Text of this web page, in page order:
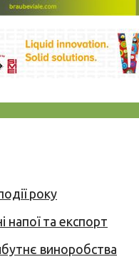
року
напої та експорт
виноробства